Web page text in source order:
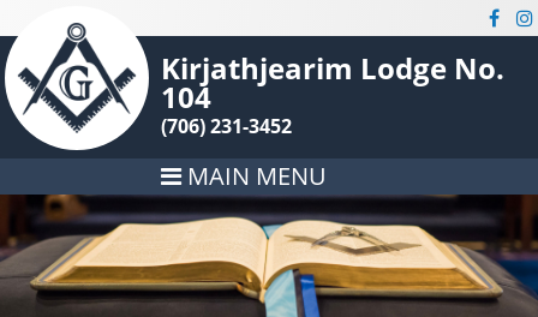
Kirjathjearim Lodge No.
104
(706) 231-3452
MAIN MENU